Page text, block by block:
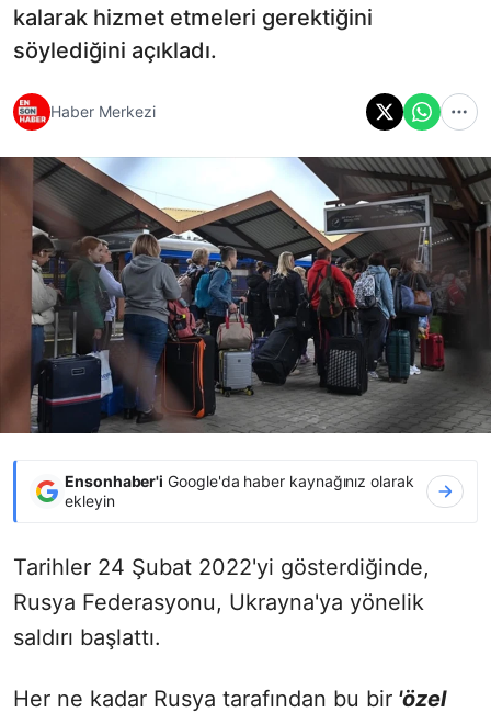
kalarak hizmet etmeleri gerektiğini
söylediğini açıkladı.
Haber Merkezi
Ensonhaber'i Google'da haber kaynağınız olarak
ekleyin
Tarihler 24 Şubat 2022'yi gösterdiğinde,
Rusya Federasyonu, Ukrayna'ya yönelik
saldırı başlattı.
Her ne kadar Rusya tarafından bu bir 'özel